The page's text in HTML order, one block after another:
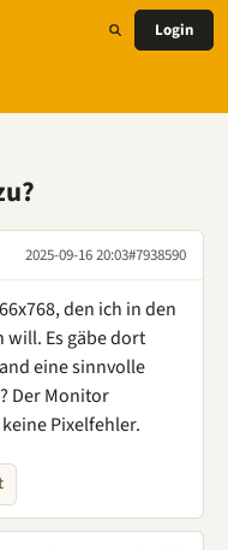
Login
2025-09-16 20:03#7938590
den ich in den
will. Es gäbe dort
eine sinnvolle
Der Monitor
Pixelfehler.